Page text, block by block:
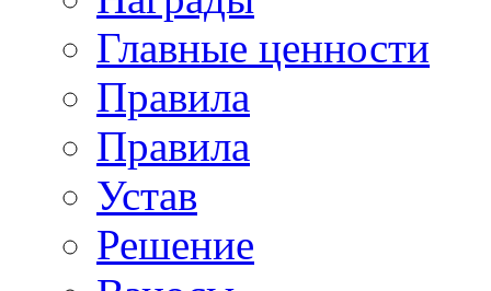
Главные ценности
Правила
Правила
Устав
Решение